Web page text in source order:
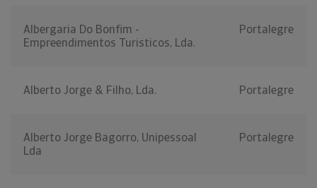
Albergaria Do Bonfim -
Empreendimentos Turisticos, Lda.
Portalegre
Alberto Jorge & Filho, Lda. Portalegre
Alberto Jorge Bagorro, Unipessoal
Lda
Portalegre